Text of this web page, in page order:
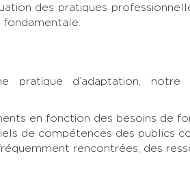
des pratiques
pratique d’adaptation, notre
en fonction des besoins de
de compétences des publics
rencontrées, des